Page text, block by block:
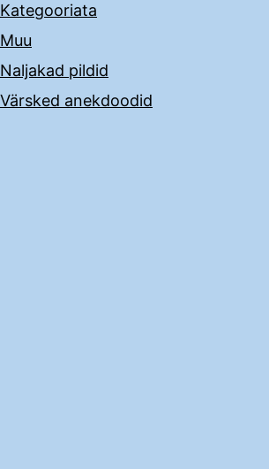
Kategooriata
Muu
Naljakad pildid
Värsked anekdoodid